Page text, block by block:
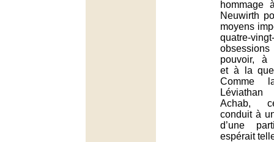
hommage
Neuwirth
moyens
quatre-
pouvoir, à
et à la
Comme
Achab,
conduit à
d’une
espérait